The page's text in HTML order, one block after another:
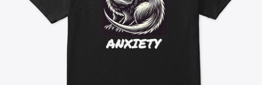
Venda em todo lugar